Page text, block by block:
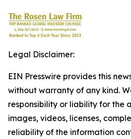
Legal Disclaimer:
EIN Presswire provides this
without warranty of any kind.
responsibility or liability for the
images, videos, licenses,
reliability of the information